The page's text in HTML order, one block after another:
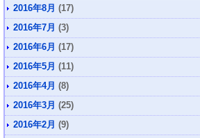
2016年8月 (17)
2016年7月 (3)
2016年6月 (17)
2016年5月 (11)
2016年4月 (8)
2016年3月 (25)
2016年2月 (9)